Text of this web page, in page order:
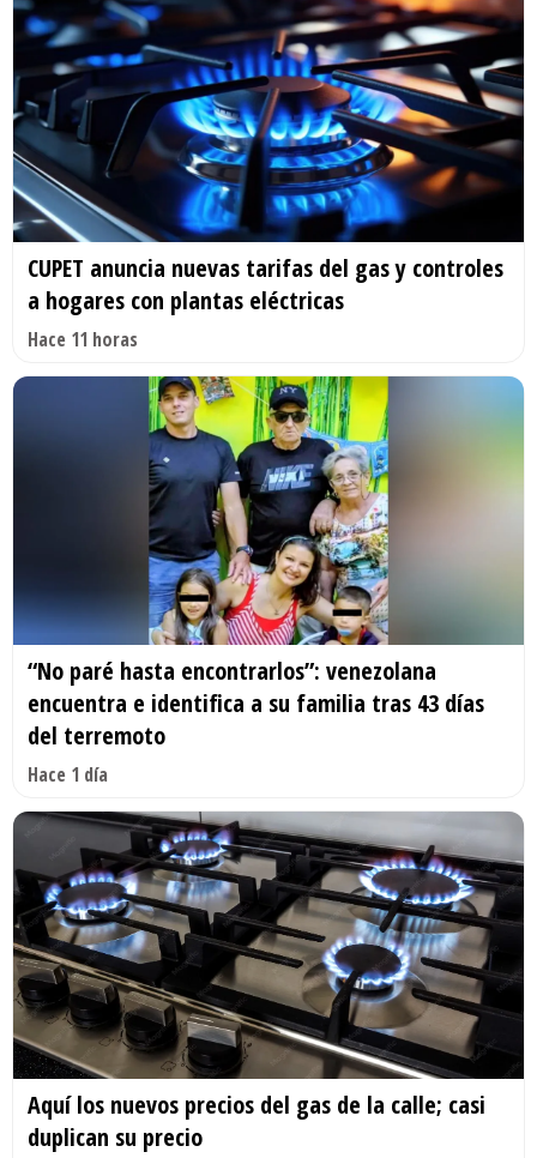
CUPET anuncia nuevas tarifas del gas y controles
a hogares con plantas eléctricas
Hace 11 horas
“No paré hasta encontrarlos”: venezolana
encuentra e identifica a su familia tras 43 días
del terremoto
Hace 1 día
Aquí los nuevos precios del gas de la calle; casi
duplican su precio